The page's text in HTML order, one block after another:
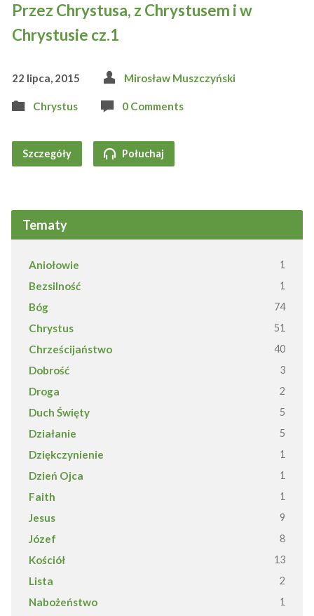
Przez Chrystusa, z Chrystusem i w
Chrystusie cz.1
22 lipca, 2015 Mirosław Muszczyński
Chrystus 0 Comments
Szczegóły Połuchaj
Tematy
Aniołowie 1
Bezsilność 1
Bóg 74
Chrystus 51
Chrześcijaństwo 40
Dobrość 3
Droga 2
Duch Święty 5
Działanie 5
Dziękczynienie 1
Dzień Ojca 1
Faith 1
Jesus 9
Józef 8
Kościół 13
Lista 2
Nabożeństwo 1